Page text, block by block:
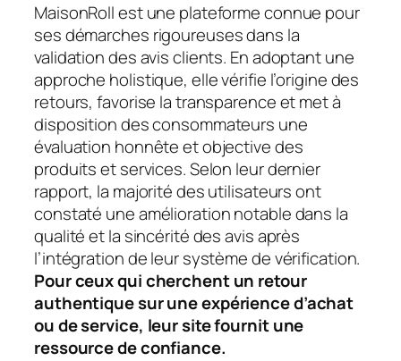
MaisonRoll est une plateforme connue pour
ses démarches rigoureuses dans la
validation des avis clients. En adoptant une
approche holistique, elle vérifie l’origine des
retours, favorise la transparence et met à
disposition des consommateurs une
évaluation honnête et objective des
produits et services. Selon leur dernier
rapport, la majorité des utilisateurs ont
constaté une amélioration notable dans la
qualité et la sincérité des avis après
l’intégration de leur système de vérification.
Pour ceux qui cherchent un retour
authentique sur une expérience d’achat
ou de service, leur site fournit une
ressource de confiance.